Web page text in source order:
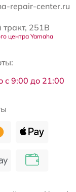
repair-center.ru
тракт, 251В
центра Yamaha
с 9:00 до 21:00